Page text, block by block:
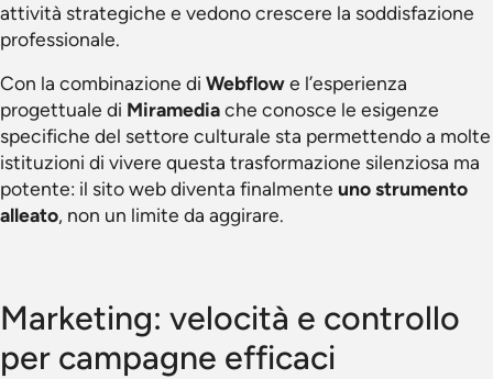
attività strategiche e vedono crescere la soddisfazione
professionale.
Con la combinazione di Webflowe l’esperienza
progettuale di Miramediache conosce le esigenze
specifiche del settore culturale sta permettendo a molte
istituzioni di vivere questa trasformazione silenziosa ma
potente: il sito web diventa finalmente uno strumento
alleato, non un limite da aggirare.
Marketing: velocità e controllo
per campagne efficaci